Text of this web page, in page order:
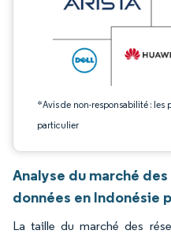
*Avis de non-responsabilité : les
particulier
Analyse du marché
données en Indonésie
La taille du marché des